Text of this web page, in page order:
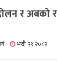
र अबको
भदौ २९ २०८२